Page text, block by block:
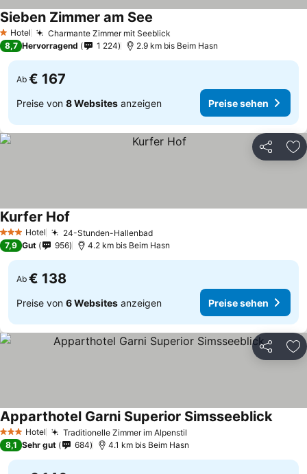
1 Sterne
Hotel Charmante Zimmer mit Seeblick
Sieben Zimmer am See
8,7 Hervorragend 1 224 2.9 km bis Beim Hasn
Ab € 167
Preise von 8 Websites anzeigen Preise sehen
Teilen
3 SterneHotel 24-Stunden-Hallenbad
Kurfer Hof
7,9 Gut 956 4.2 km bis Beim Hasn
Ab € 138
Preise von 6 Websites anzeigen Preise sehen
Teilen
3 SterneHotel Traditionelle Zimmer im Alpenstil
Apparthotel Garni Superior Simsseeblick
8,1 Sehr gut 684 4.1 km bis Beim Hasn